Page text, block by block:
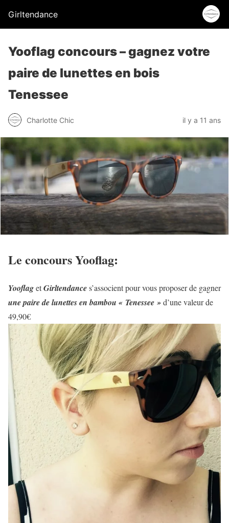
Girltendance
Yooflag concours – gagnez votre
paire de lunettes en bois
Tenessee
Charlotte Chic il y a 11 ans
Le concours Yooflag:
YooflagetGirltendances’associent pour vous proposer de gagner
une paire de lunettes en bambou « Tenessee »d’une valeur de
49,90€